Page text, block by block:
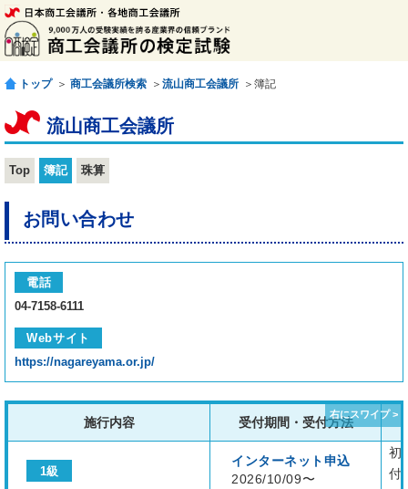
トップ ＞ 商工会議所検索 ＞ 流山商工会議所 ＞簿記
流山商工会議所
Top 簿記 珠算
お問い合わせ
電話
04-7158-6111
Webサイト
https://nagareyama.or.jp/
施行内容 受付期間・受付方法
1級
インターネット申込
2026/10/09〜
初
付